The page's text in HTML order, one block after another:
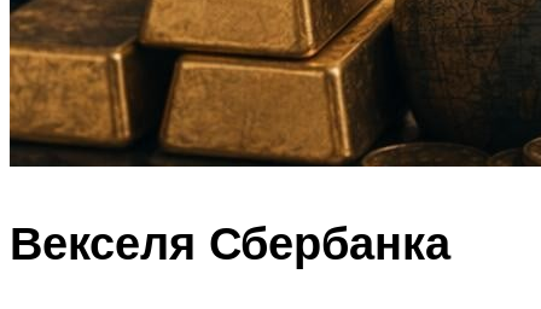
Векселя Сбербанка